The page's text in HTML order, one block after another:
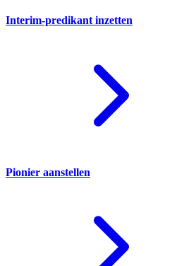
Interim-predikant inzetten
Pionier aanstellen